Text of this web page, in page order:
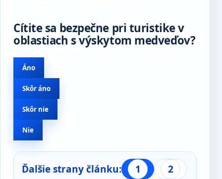
Cítite sa bezpečne pri turistike v
oblastiach s výskytom medveďov?
Áno
Skôr áno
Skôr nie
Nie
Ďalšie strany článku: 1 2